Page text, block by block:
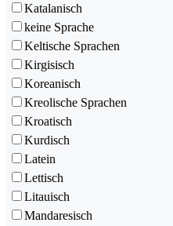
Katalanisch
keine Sprache
Keltische Sprachen
Kirgisisch
Koreanisch
Kreolische Sprachen
Kroatisch
Kurdisch
Latein
Lettisch
Litauisch
Mandaresisch